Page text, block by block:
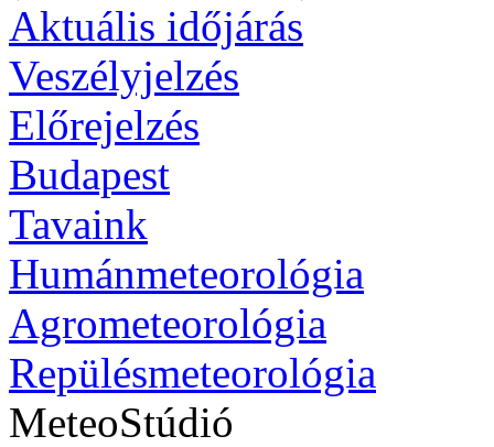
Aktuális időjárás
Veszélyjelzés
Előrejelzés
Budapest
Tavaink
Humánmeteorológia
Agrometeorológia
Repülésmeteorológia
MeteoStúdió